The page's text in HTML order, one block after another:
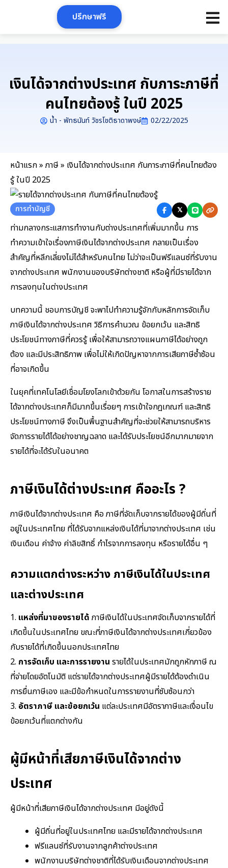
ปรึกษาฟรี
เงินได้จากต่างประเทศ กับภาระภาษีที่
คนไทยต้องรู้ ในปี 2025
น้ำ - พัทธนันท์ วัชรโชติธาดาพงษ์ 02/22/2025
หน้าแรก» ภาษี» เงินได้จากต่างประเทศ กับภาระภาษีที่คนไทยต้อง
รู้ ในปี 2025
การทำบัญชี 𝕏
ท่ามกลางกระแสการทำงานกับต่างประเทศที่เพิ่มมากขึ้น การ
ทำความเข้าใจเรื่องภาษีเงินได้จากต่างประเทศ กลายเป็นเรื่อง
สำคัญที่หลีกเลี่ยงไม่ได้สำหรับคนไทย ไม่ว่าจะเป็นฟรีแลนซ์ที่รับงาน
จากต่างประเทศ พนักงานของบริษัทต่างชาติ หรือผู้ที่มีรายได้จาก
การลงทุนในต่างประเทศ
บทความนี้ ชอบการบัญชี จะพาไปทำความรู้จักกับหลักการจัดเก็บ
ภาษีเงินได้จากต่างประเทศ วิธีการคำนวณ ข้อยกเว้น และสิทธิ
ประโยชน์ทางภาษีที่ควรรู้ เพื่อให้สามารถวางแผนภาษีได้อย่างถูก
ต้อง และมีประสิทธิภาพ เพื่อไม่ให้เกิดปัญหาจากการเสียภาษีซ้ำซ้อน
ที่อาจเกิดขึ้น
ในยุคที่เทคโนโลยีเชื่อมโยงโลกเข้าด้วยกัน โอกาสในการสร้างราย
ได้จากต่างประเทศก็มีมากขึ้นเรื่อยๆ การเข้าใจกฎเกณฑ์ และสิทธิ
ประโยชน์ทางภาษี จึงเป็นพื้นฐานสำคัญที่จะช่วยให้สามารถบริหาร
จัดการรายได้ได้อย่างชาญฉลาด และได้รับประโยชน์อีกมากมายจาก
รายได้ที่จะได้รับในอนาคต
ภาษีเงินได้ต่างประเทศ คืออะไร ?
ภาษีเงินได้จากต่างประเทศ คือ ภาษีที่จัดเก็บจากรายได้ของผู้มีถิ่นที่
อยู่ในประเทศไทย ที่ได้รับจากแหล่งเงินได้ที่มาจากต่างประเทศ เช่น
เงินเดือน ค่าจ้าง ค่าลิขสิทธิ์ กำไรจากการลงทุน หรือรายได้อื่น ๆ
ความแตกต่างระหว่าง ภาษีเงินได้ในประเทศ
และต่างประเทศ
1. แหล่งที่มาของรายได้ ภาษีเงินได้ในประเทศจัดเก็บจากรายได้ที่
เกิดขึ้นในประเทศไทย ขณะที่ภาษีเงินได้จากต่างประเทศเกี่ยวข้อง
กับรายได้ที่เกิดขึ้นนอกประเทศไทย
2. การจัดเก็บ และการรายงาน รายได้ในประเทศมักถูกหักภาษี ณ
ที่จ่ายโดยอัตโนมัติ แต่รายได้จากต่างประเทศผู้มีรายได้ต้องดำเนิน
การยื่นภาษีเอง และมีข้อกำหนดในการรายงานที่ซับซ้อนกว่า
3. อัตราภาษี และข้อยกเว้น แต่ละประเทศมีอัตราภาษีและเงื่อนไข
ข้อยกเว้นที่แตกต่างกัน
ผู้มีหน้าที่เสียภาษีเงินได้จากต่าง
ประเทศ
ผู้มีหน้าที่เสียภาษีเงินได้จากต่างประเทศ มีอยู่ดังนี้
ผู้มีถิ่นที่อยู่ในประเทศไทย และมีรายได้จากต่างประเทศ
ฟรีแลนซ์ที่รับงานจากลูกค้าต่างประเทศ
พนักงานบริษัทต่างชาติที่ได้รับเงินเดือนจากต่างประเทศ